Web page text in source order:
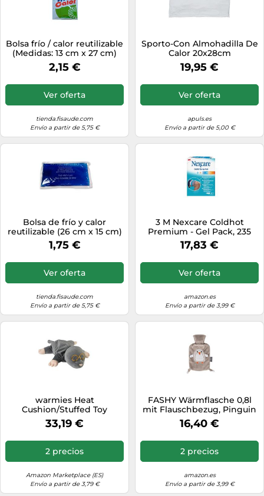
Bolsa frío / calor reutilizable
(Medidas: 13 cm x 27 cm)
2,15 €
Ver oferta
tienda.fisaude.com
Envío a partir de 5,75 €
Sporto-Con Almohadilla De
Calor 20x28cm
(Reutilizable)
19,95 €
Ver oferta
apuls.es
Envío a partir de 5,00 €
Bolsa de frío y calor
reutilizable (26 cm x 15 cm)
1,75 €
Ver oferta
tienda.fisaude.com
Envío a partir de 5,75 €
3 M Nexcare Coldhot
Premium - Gel Pack, 235
Mm x 110 Mm, 371 Gramos
17,83 €
Ver oferta
amazon.es
Envío a partir de 3,99 €
warmies Heat
Cushion/Stuffed Toy
Sleeping Mole Millet
Lavender Filling 45 cm 700
33,19 €
2 precios
Amazon Marketplace (ES)
Envío a partir de 3,79 €
FASHY Wärmflasche 0,8l
mit Flauschbezug, Pinguin
16,40 €
2 precios
amazon.es
Envío a partir de 3,99 €